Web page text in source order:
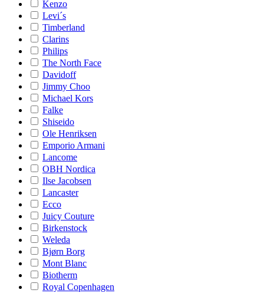
Kenzo
Levi´s
Timberland
Clarins
Philips
The North Face
Davidoff
Jimmy Choo
Michael Kors
Falke
Shiseido
Ole Henriksen
Emporio Armani
Lancome
OBH Nordica
Ilse Jacobsen
Lancaster
Ecco
Juicy Couture
Birkenstock
Weleda
Bjørn Borg
Mont Blanc
Biotherm
Royal Copenhagen